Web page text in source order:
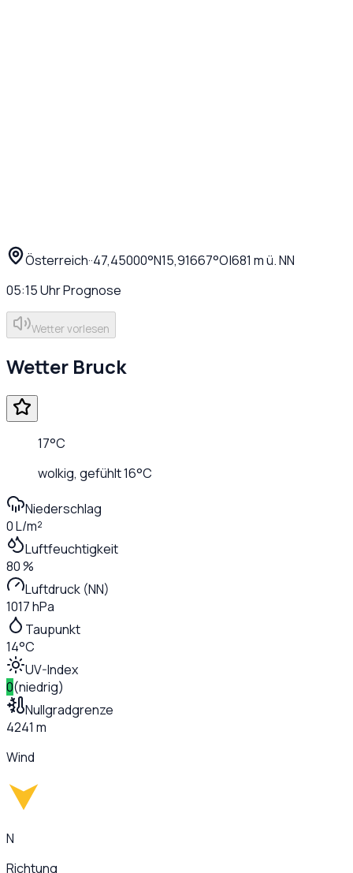
Österreich··47,45000°N15,91667°O|681 m ü. NN
05:15UhrPrognose
Wetter vorlesen
Wetter Bruck
17°C
wolkig, gefühlt16°C
Niederschlag
0 L/m²
Luftfeuchtigkeit
80 %
Luftdruck (NN)
1017 hPa
Taupunkt
14°C
UV-Index
0(niedrig)
Nullgradgrenze
4241 m
Wind
N
Richtung